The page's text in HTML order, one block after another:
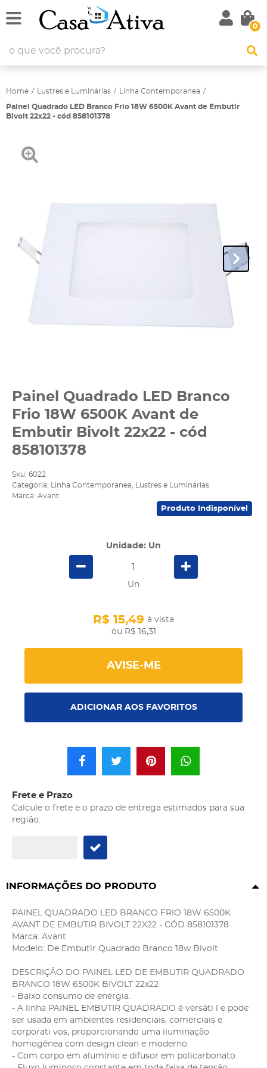
0
Home Lustres e Luminárias Linha Contemporanea
Painel Quadrado LED Branco Frio 18W 6500K Avant de Embutir
Bivolt 22x22 - cód 858101378
Painel Quadrado LED Branco
Frio 18W 6500K Avant de
Embutir Bivolt 22x22 - cód
858101378
Sku: 6022
Categoria:
Linha Contemporanea
Lustres e Luminárias
Marca: Avant
Produto Indisponível
Unidade: Un
Un
R$ 16,31
R$ 15,49 à vista
AVISE-ME
ADICIONAR AOS FAVORITOS
Frete e Prazo
Calcule o frete e o prazo de entrega estimados para sua
região:
INFORMAÇÕES DO PRODUTO
PAINEL QUADRADO LED BRANCO FRIO 18W 6500K
AVANT DE EMBUTIR BIVOLT 22X22 - CÓD 858101378
Marca: Avant
Modelo: De Embutir Quadrado Branco 18w Bivolt
DESCRIÇÃO DO PAINEL LED DE EMBUTIR QUADRADO
BRANCO 18W 6500K BIVOLT 22x22
- Baixo consumo de energia.
- A linha PAINEL EMBUTIR QUADRADO é versáti l e pode
ser usada em ambientes residenciais, comerciais e
corporati vos, proporcionando uma iluminação
homogênea com design clean e moderno.
- Com corpo em alumínio e difusor em policarbonato.